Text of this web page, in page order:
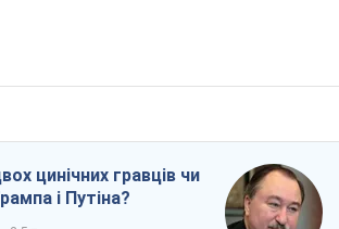
цинічних гравців чи
і Путіна?